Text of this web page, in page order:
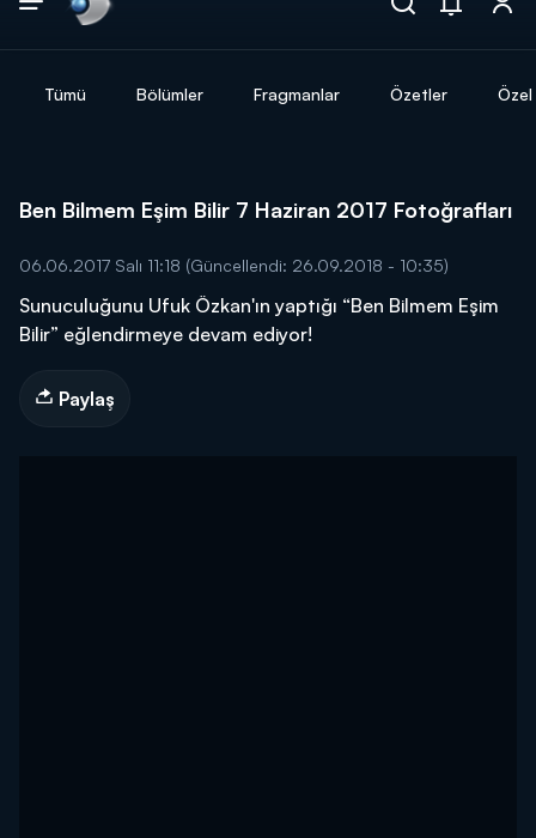
Tümü Bölümler Fragmanlar Özetler
Ben Bilmem Eşim Bilir 7 Haziran 2017 Fotoğrafları
06.06.2017 Salı 11:18 (Güncellendi: 26.09.2018 - 10:35)
Sunuculuğunu Ufuk Özkan'ın yaptığı “Ben Bilmem Eşim
Bilir” eğlendirmeye devam ediyor!
Paylaş